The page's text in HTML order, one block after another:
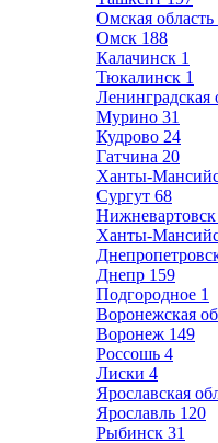
Омская область
Омск 188
Калачинск 1
Тюкалинск 1
Ленинградская
Мурино 31
Кудрово 24
Гатчина 20
Ханты-
Сургут 68
Нижневартовск
Ханты-
Днепр 159
Подгородное 1
Воронежская
Воронеж 149
Россошь 4
Лиски 4
Ярославская
Ярославль 120
Рыбинск 31